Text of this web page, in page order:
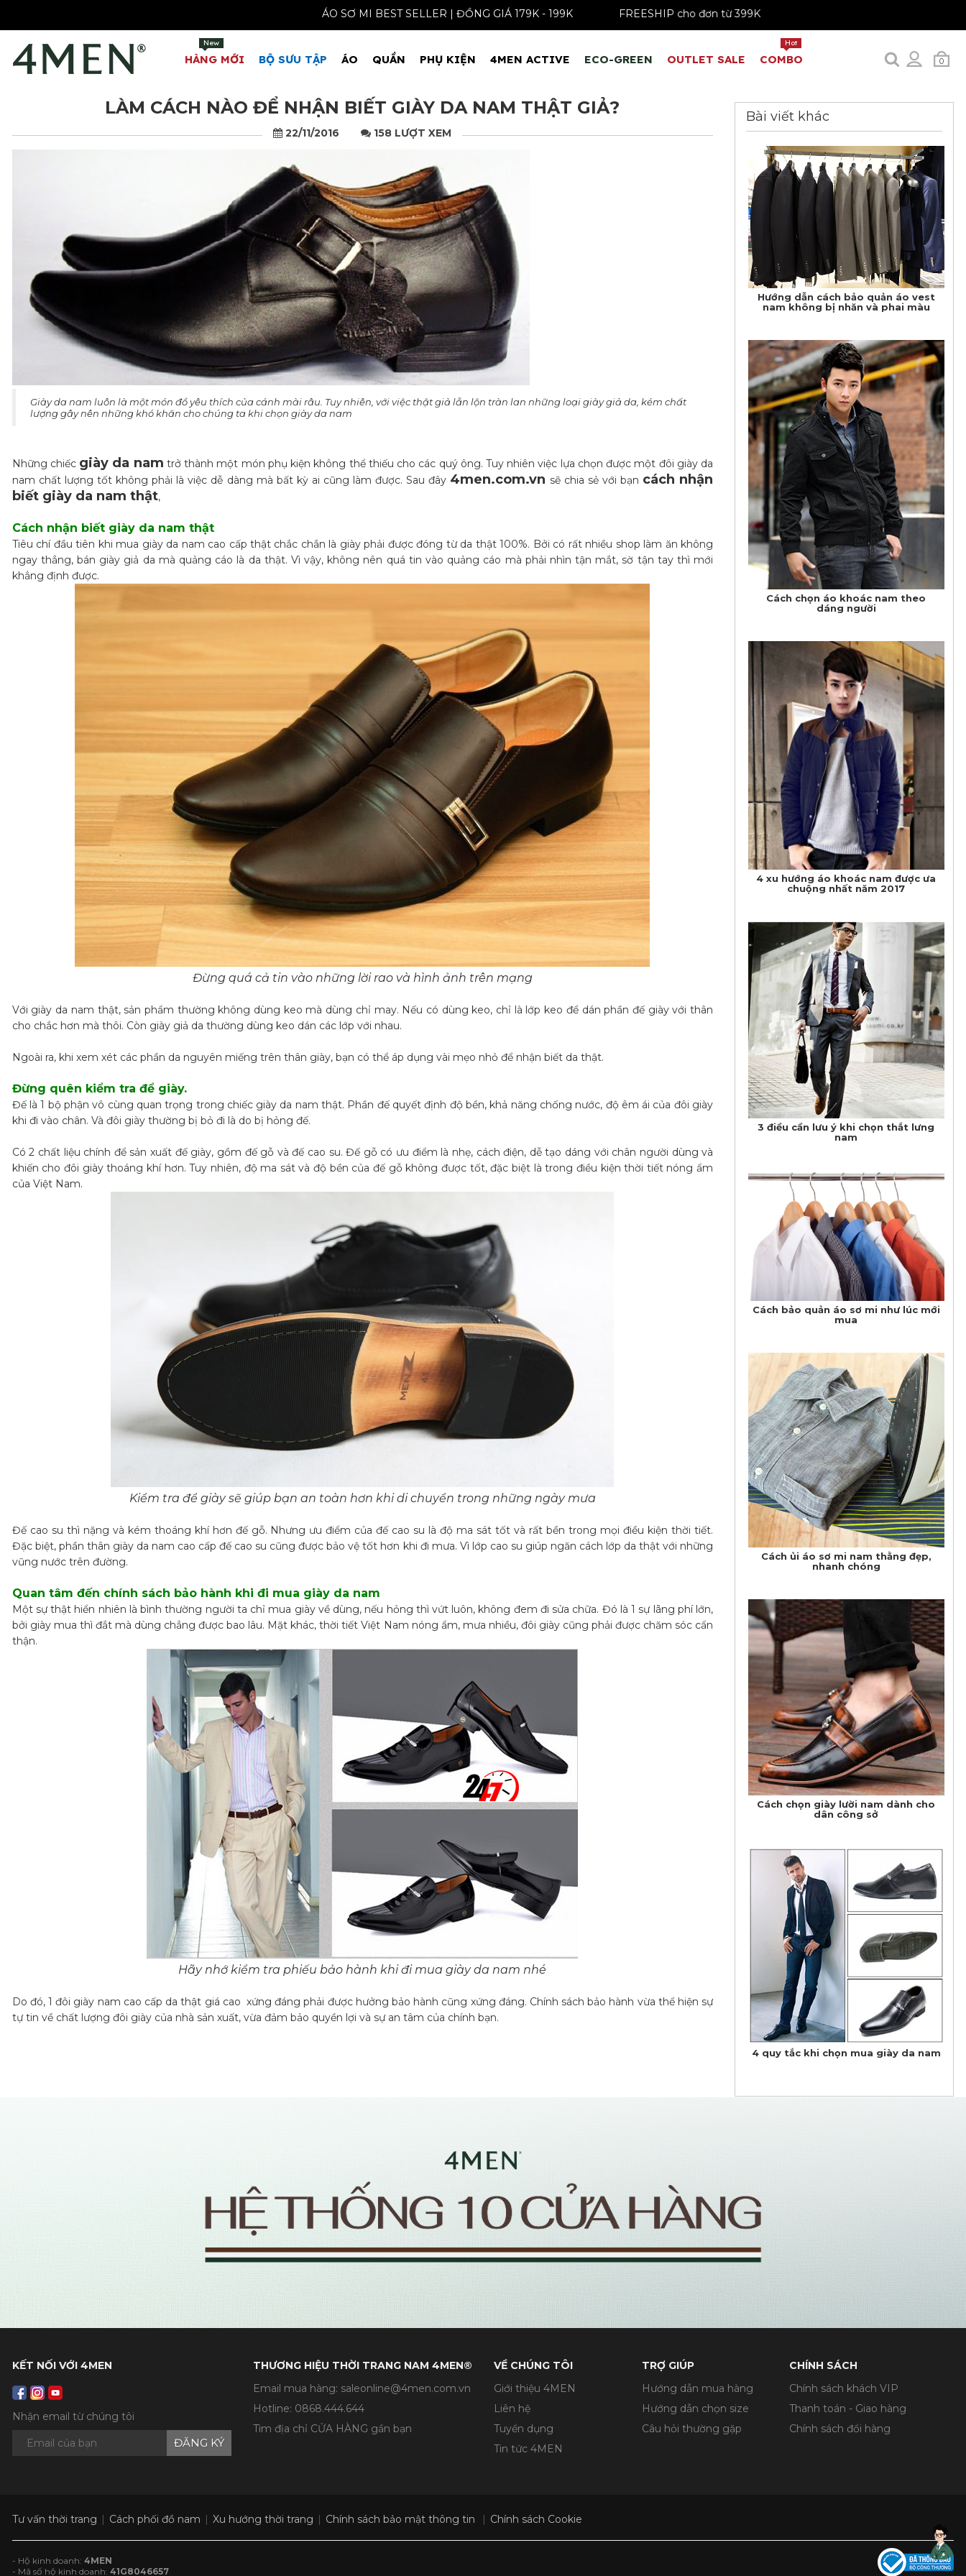
ÁO SƠ MI BEST SELLER | ĐỒNG GIÁ 179K - 199K FREESHIP cho đơn từ 399K
0
HÀNG MỚI
New
BỘ SƯU TẬP ÁO QUẦN PHỤ KIỆN 4MEN ACTIVE ECO-GREEN OUTLET SALE COMBO
Hot
LÀM CÁCH NÀO ĐỂ NHẬN BIẾT GIÀY DA NAM THẬT GIẢ?
22/11/2016 158 LƯỢT XEM
Giày da nam luôn là một món đồ yêu thích của cánh mài râu. Tuy nhiên, với việc thật giả lẫn lộn tràn lan những loại giày giả da, kém chất
lượng gây nên những khó khăn cho chúng ta khi chọn giày da nam
Những chiếc giày da nam trở thành một món phụ kiện không thể thiếu cho các quý ông. Tuy nhiên việc lựa chọn được một đôi giày da
nam chất lượng tốt không phải là việc dễ dàng mà bất kỳ ai cũng làm được. Sau đây 4men.com.vn sẽ chia sẻ với bạn cách nhận
biết giày da nam thật,
Cách nhận biết giày da nam thật
Tiêu chí đầu tiên khi mua giày da nam cao cấp thật chắc chắn là giày phải được đóng từ da thật 100%. Bởi có rất nhiều shop làm ăn không
ngay thẳng, bán giày giả da mà quảng cáo là da thật. Vì vậy, không nên quá tin vào quảng cáo mà phải nhìn tận mắt, sờ tận tay thì mới
khẳng định được.
Đừng quá cả tin vào những lời rao và hình ảnh trên mạng
Với giày da nam thật, sản phẩm thường không dùng keo mà dùng chỉ may. Nếu có dùng keo, chỉ là lớp keo để dán phần đế giày với thân
cho chắc hơn mà thôi. Còn giày giả da thường dùng keo dán các lớp với nhau.
Ngoài ra, khi xem xét các phần da nguyên miếng trên thân giày, bạn có thể áp dụng vài mẹo nhỏ để nhận biết da thật.
Đừng quên kiểm tra để giày.
Đế là 1 bộ phận vô cùng quan trọng trong chiếc giày da nam thật. Phần đế quyết định độ bền, khả năng chống nước, độ êm ái của đôi giày
khi đi vào chân. Và đôi giày thường bị bỏ đi là do bị hỏng đế.
Có 2 chất liệu chính để sản xuất đế giày, gồm đế gỗ và đế cao su. Đế gỗ có ưu điểm là nhẹ, cách điện, dễ tạo dáng với chân người dùng và
khiến cho đôi giày thoáng khí hơn. Tuy nhiên, độ ma sát và độ bền của đế gỗ không được tốt, đặc biệt là trong điều kiện thời tiết nóng ẩm
của Việt Nam.
Kiểm tra để giày sẽ giúp bạn an toàn hơn khi di chuyển trong những ngày mưa
Đế cao su thì nặng và kém thoáng khí hơn đế gỗ. Nhưng ưu điểm của đế cao su là độ ma sát tốt và rất bền trong mọi điều kiện thời tiết.
Đặc biệt, phần thân giày da nam cao cấp đế cao su cũng được bảo vệ tốt hơn khi đi mưa. Vì lớp cao su giúp ngăn cách lớp da thật với những
vũng nước trên đường.
Quan tâm đến chính sách bảo hành khi đi mua giày da nam
Một sự thật hiển nhiên là bình thường người ta chỉ mua giày về dùng, nếu hỏng thì vứt luôn, không đem đi sửa chữa. Đó là 1 sự lãng phí lớn,
bởi giày mua thì đắt mà dùng chẳng được bao lâu. Mặt khác, thời tiết Việt Nam nóng ẩm, mưa nhiều, đôi giày cũng phải được chăm sóc cẩn
thận.
Hãy nhớ kiểm tra phiếu bảo hành khi đi mua giày da nam nhé
Do đó, 1 đôi giày nam cao cấp da thật giá cao xứng đáng phải được hưởng bảo hành cũng xứng đáng. Chính sách bảo hành vừa thể hiện sự
tự tin về chất lượng đôi giày của nhà sản xuất, vừa đảm bảo quyền lợi và sự an tâm của chính bạn.
Bài viết khác
Hướng dẫn cách bảo quản áo vest
nam không bị nhăn và phai màu
Cách chọn áo khoác nam theo
dáng người
​4 xu hướng áo khoác nam được ưa
chuộng nhất năm 2017
​3 điều cần lưu ý khi chọn thắt lưng
nam
​Cách bảo quản áo sơ mi như lúc mới
mua
Cách ủi áo sơ mi nam thằng đẹp,
nhanh chóng
​Cách chọn giày lười nam dành cho
dân công sở
​4 quy tắc khi chọn mua giày da nam
KẾT NỐI VỚI 4MEN
Nhận email từ chúng tôi
ĐĂNG KÝ
THƯƠNG HIỆU THỜI TRANG NAM 4MEN®
Email mua hàng: saleonline@4men.com.vn
Hotline: 0868.444.644
Tìm địa chỉ CỬA HÀNG gần bạn
VỀ CHÚNG TÔI
Giới thiệu 4MEN
Liên hệ
Tuyển dụng
Tin tức 4MEN
TRỢ GIÚP
Hướng dẫn mua hàng
Hướng dẫn chọn size
Câu hỏi thường gặp
CHÍNH SÁCH
Chính sách khách VIP
Thanh toán - Giao hàng
Chính sách đổi hàng
Tư vấn thời trang Cách phối đồ nam Xu hướng thời trang Chính sách bảo mật thông tin Chính sách Cookie
- Hộ kinh doanh: 4MEN
- Mã số hộ kinh doanh: 41G8046657